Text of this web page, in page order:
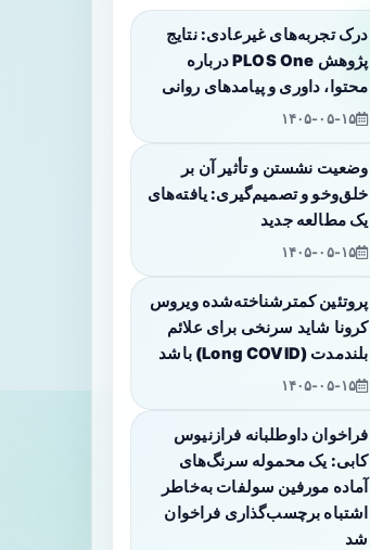
درک تجربه‌های غیرعادی: نتایج
پژوهش PLOS One درباره
محتوا، داوری و پیامدهای روانی
۱۴۰۵-۰۵-۱۵
وضعیت نشستن و تأثیر آن بر
خلق‌وخو و تصمیم‌گیری: یافته‌های
یک مطالعه جدید
۱۴۰۵-۰۵-۱۵
پروتئین کمترشناخته‌شده ویروس
کرونا شاید سرنخی برای علائم
بلندمدت (Long COVID) باشد
۱۴۰۵-۰۵-۱۵
فراخوان داوطلبانه فرازنیوس
کابی: یک محموله سرنگ‌های
آماده مورفین سولفات به‌خاطر
اشتباه برچسب‌گذاری فراخوان
شد